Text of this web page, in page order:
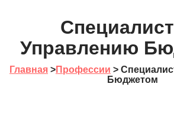
Управлению
Главная >Профессии >
Бюджетом